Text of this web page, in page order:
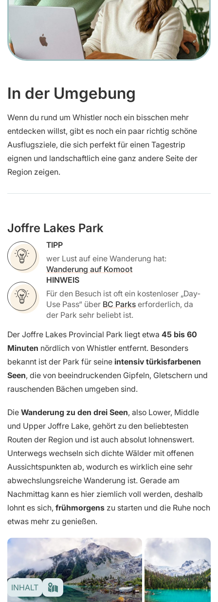
In der Umgebung
Wenn du rund um Whistler noch ein bisschen mehr
entdecken willst, gibt es noch ein paar richtig schöne
Ausflugsziele, die sich perfekt für einen Tagestrip
eignen und landschaftlich eine ganz andere Seite der
Region zeigen.
Joffre Lakes Park
TIPP
wer Lust auf eine Wanderung hat:
Wanderung auf Komoot
HINWEIS
Für den Besuch ist oft ein kostenloser „Day-
Use Pass“ über BC Parks erforderlich, da
der Park sehr beliebt ist.
Der Joffre Lakes Provincial Park liegt etwa 45 bis 60
Minuten nördlich von Whistler entfernt. Besonders
bekannt ist der Park für seine intensiv türkisfarbenen
Seen, die von beeindruckenden Gipfeln, Gletschern und
rauschenden Bächen umgeben sind.
Die Wanderung zu den drei Seen, also Lower, Middle
und Upper Joffre Lake, gehört zu den beliebtesten
Routen der Region und ist auch absolut lohnenswert.
Unterwegs wechseln sich dichte Wälder mit offenen
Aussichtspunkten ab, wodurch es wirklich eine sehr
abwechslungsreiche Wanderung ist. Gerade am
Nachmittag kann es hier ziemlich voll werden, deshalb
lohnt es sich, frühmorgens zu starten und die Ruhe noch
etwas mehr zu genießen.
INHALT